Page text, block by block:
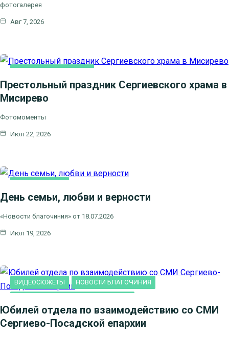
фотогалерея
Авг 7, 2026
Престольный праздник Сергиевского храма в
Мисирево
Фотомоменты
Июл 22, 2026
НОВОСТИ БЛАГОЧИНИЯ
НОВОСТИ КЛИНСКОГО
День семьи, любви и верности
«Новости благочиния» от 18.07.2026
Июл 19, 2026
ВИДЕОСЮЖЕТЫ НОВОСТИ БЛАГОЧИНИЯ
Юбилей отдела по взаимодействию со СМИ
Сергиево-Посадской епархии